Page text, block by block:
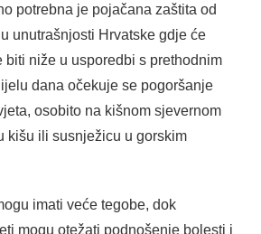
potrebna je pojačana zaštita od
unutrašnjosti Hrvatske gdje će
biti niže u usporedbi s prethodnim
dana očekuje se pogoršanje
osobito na kišnom sjevernom
kišu ili susnježicu u gorskim
imati veće tegobe, dok
mogu otežati podnošenje bolesti i